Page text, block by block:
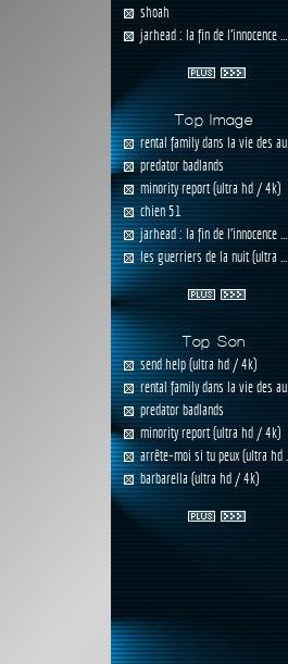
shoah
jarhead : la fin de l'innocence ...
Top Image
rental family dans la vie des au...
predator badlands
minority report (ultra hd / 4k)
chien 51
jarhead : la fin de l'innocence ...
les guerriers de la nuit (ultra ...
Top Son
send help (ultra hd / 4k)
rental family dans la vie des au...
predator badlands
minority report (ultra hd / 4k)
arrête-moi si tu peux (ultra hd ...
barbarella (ultra hd / 4k)